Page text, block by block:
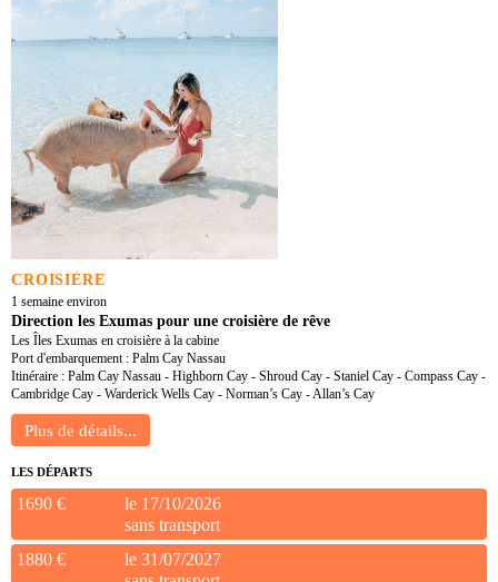
CROISIÈRE
1 semaine environ
Direction les Exumas pour une croisière de rêve
Les Îles Exumas en croisière à la cabine
Port d'embarquement : Palm Cay Nassau
Itinéraire : Palm Cay Nassau - Highborn Cay - Shroud Cay - Staniel Cay - Compass Cay -
Cambridge Cay - Warderick Wells Cay - Norman’s Cay - Allan’s Cay
LES DÉPARTS
1690 €
le 17/10/2026
sans transport
1880 €
le 31/07/2027